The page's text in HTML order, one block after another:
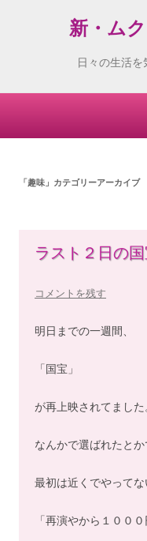
新・ム
日々の生活を
「趣味 」カテゴリーアーカイブ
ラスト２日の
コメントを残す
明日までの一週間、
「国宝」
が再上映されてました
なんかで選ばれたとか
最初は近くでやってな
「再演やから１０００